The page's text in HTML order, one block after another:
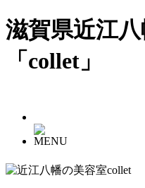
滋賀県近江
「collet」